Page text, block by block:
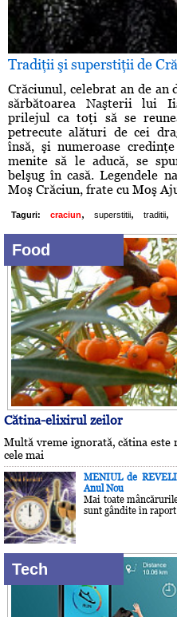
Tradiţii şi superstiţii de
Crăciunul, celebrat an de an
sărbătoarea Naşterii lui
prilejul ca toţi să se
petrecute alături de cei
însă, şi numeroase
menite să le aducă, se
belşug în casă. Legendele
Moş Crăciun, frate cu Moş
Taguri: craciun, superstitii, traditii,
Food
Cătina-elixirul zeilor
Multă vreme ignorată, cătina este
cele mai
MENIUL de
Anul Nou
Mai toate
sunt gândite în raport
Tech